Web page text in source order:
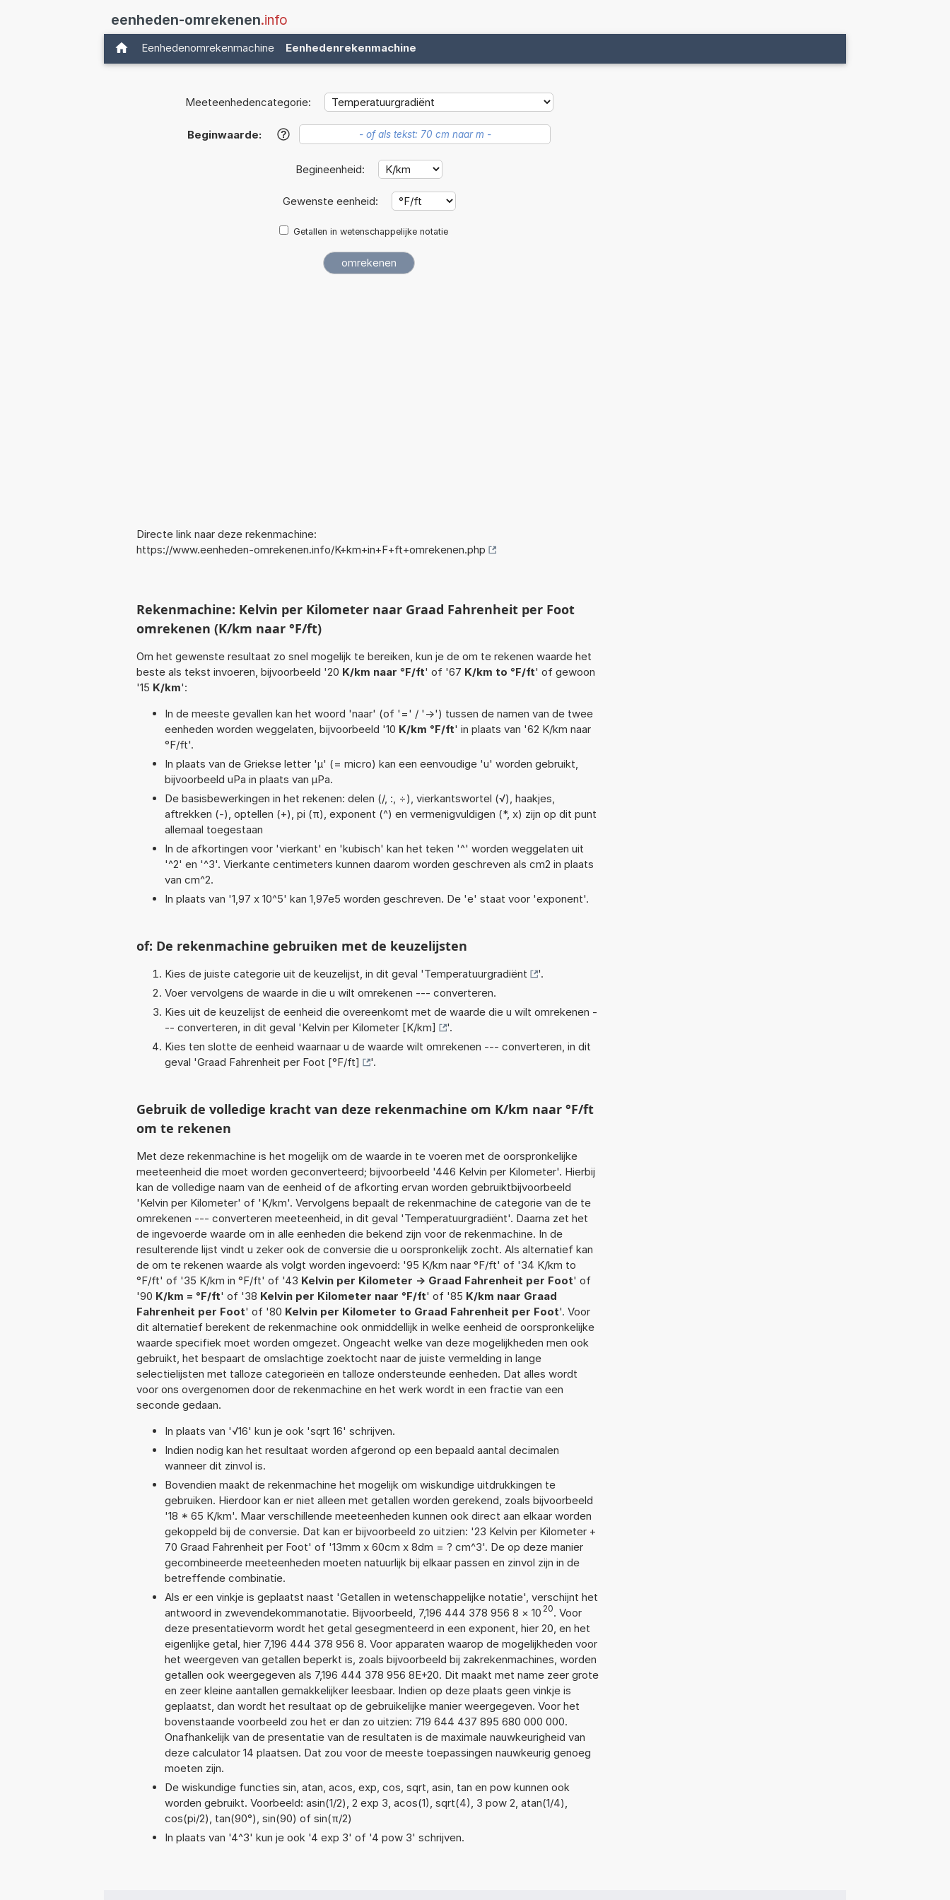
eenheden-omrekenen.info
Eenhedenomrekenmachine Eenhedenrekenmachine
Meeteenhedencategorie:
Beginwaarde: ?
Begineenheid:
Gewenste eenheid:
Getallen in wetenschappelijke notatie
Directe link naar deze rekenmachine:
https://www.eenheden-omrekenen.info/K+km+in+F+ft+omrekenen.php
Rekenmachine: Kelvin per Kilometer naar Graad Fahrenheit per Foot
omrekenen (K/km naar °F/ft)
Om het gewenste resultaat zo snel mogelijk te bereiken, kun je de om te rekenen waarde het
beste als tekst invoeren, bijvoorbeeld '20 K/km naar °F/ft' of '67 K/km to °F/ft' of gewoon
'15 K/km':
In de meeste gevallen kan het woord 'naar' (of '=' / '->') tussen de namen van de twee
eenheden worden weggelaten, bijvoorbeeld '10 K/km °F/ft' in plaats van '62 K/km naar
°F/ft'.
In plaats van de Griekse letter 'µ' (= micro) kan een eenvoudige 'u' worden gebruikt,
bijvoorbeeld uPa in plaats van µPa.
De basisbewerkingen in het rekenen: delen (/, :, ÷), vierkantswortel (√), haakjes,
aftrekken (-), optellen (+), pi (π), exponent (^) en vermenigvuldigen (*, x) zijn op dit punt
allemaal toegestaan
In de afkortingen voor 'vierkant' en 'kubisch' kan het teken '^' worden weggelaten uit
'^2' en '^3'. Vierkante centimeters kunnen daarom worden geschreven als cm2 in plaats
van cm^2.
In plaats van '1,97 x 10^5' kan 1,97e5 worden geschreven. De 'e' staat voor 'exponent'.
of: De rekenmachine gebruiken met de keuzelijsten
Kies de juiste categorie uit de keuzelijst, in dit geval 'Temperatuurgradiënt
'.
Voer vervolgens de waarde in die u wilt omrekenen --- converteren.
Kies uit de keuzelijst de eenheid die overeenkomt met de waarde die u wilt omrekenen -
-- converteren, in dit geval 'Kelvin per Kilometer [K/km]
'.
Kies ten slotte de eenheid waarnaar u de waarde wilt omrekenen --- converteren, in dit
geval 'Graad Fahrenheit per Foot [°F/ft] '.
Gebruik de volledige kracht van deze rekenmachine om K/km naar °F/ft
om te rekenen
Met deze rekenmachine is het mogelijk om de waarde in te voeren met de oorspronkelijke
meeteenheid die moet worden geconverteerd; bijvoorbeeld '446 Kelvin per Kilometer'. Hierbij
kan de volledige naam van de eenheid of de afkorting ervan worden gebruiktbijvoorbeeld
'Kelvin per Kilometer' of 'K/km'. Vervolgens bepaalt de rekenmachine de categorie van de te
omrekenen --- converteren meeteenheid, in dit geval 'Temperatuurgradiënt'. Daarna zet het
de ingevoerde waarde om in alle eenheden die bekend zijn voor de rekenmachine. In de
resulterende lijst vindt u zeker ook de conversie die u oorspronkelijk zocht. Als alternatief kan
de om te rekenen waarde als volgt worden ingevoerd: '95 K/km naar °F/ft' of '34 K/km to
°F/ft' of '35 K/km in °F/ft' of '43 Kelvin per Kilometer -> Graad Fahrenheit per Foot' of
'90 K/km = °F/ft' of '38 Kelvin per Kilometer naar °F/ft' of '85 K/km naar Graad
Fahrenheit per Foot' of '80 Kelvin per Kilometer to Graad Fahrenheit per Foot'. Voor
dit alternatief berekent de rekenmachine ook onmiddellijk in welke eenheid de oorspronkelijke
waarde specifiek moet worden omgezet. Ongeacht welke van deze mogelijkheden men ook
gebruikt, het bespaart de omslachtige zoektocht naar de juiste vermelding in lange
selectielijsten met talloze categorieën en talloze ondersteunde eenheden. Dat alles wordt
voor ons overgenomen door de rekenmachine en het werk wordt in een fractie van een
seconde gedaan.
In plaats van '√16' kun je ook 'sqrt 16' schrijven.
Indien nodig kan het resultaat worden afgerond op een bepaald aantal decimalen
wanneer dit zinvol is.
Bovendien maakt de rekenmachine het mogelijk om wiskundige uitdrukkingen te
gebruiken. Hierdoor kan er niet alleen met getallen worden gerekend, zoals bijvoorbeeld
'18 * 65 K/km'. Maar verschillende meeteenheden kunnen ook direct aan elkaar worden
gekoppeld bij de conversie. Dat kan er bijvoorbeeld zo uitzien: '23 Kelvin per Kilometer +
70 Graad Fahrenheit per Foot' of '13mm x 60cm x 8dm = ? cm^3'. De op deze manier
gecombineerde meeteenheden moeten natuurlijk bij elkaar passen en zinvol zijn in de
betreffende combinatie.
Als er een vinkje is geplaatst naast 'Getallen in wetenschappelijke notatie', verschijnt het
antwoord in zwevendekommanotatie. Bijvoorbeeld, 7,196 444 378 956 8 × 10 20. Voor
deze presentatievorm wordt het getal gesegmenteerd in een exponent, hier 20, en het
eigenlijke getal, hier 7,196 444 378 956 8. Voor apparaten waarop de mogelijkheden voor
het weergeven van getallen beperkt is, zoals bijvoorbeeld bij zakrekenmachines, worden
getallen ook weergegeven als 7,196 444 378 956 8E+20. Dit maakt met name zeer grote
en zeer kleine aantallen gemakkelijker leesbaar. Indien op deze plaats geen vinkje is
geplaatst, dan wordt het resultaat op de gebruikelijke manier weergegeven. Voor het
bovenstaande voorbeeld zou het er dan zo uitzien: 719 644 437 895 680 000 000.
Onafhankelijk van de presentatie van de resultaten is de maximale nauwkeurigheid van
deze calculator 14 plaatsen. Dat zou voor de meeste toepassingen nauwkeurig genoeg
moeten zijn.
De wiskundige functies sin, atan, acos, exp, cos, sqrt, asin, tan en pow kunnen ook
worden gebruikt. Voorbeeld: asin(1/2), 2 exp 3, acos(1), sqrt(4), 3 pow 2, atan(1/4),
cos(pi/2), tan(90°), sin(90) of sin(π/2)
In plaats van '4^3' kun je ook '4 exp 3' of '4 pow 3' schrijven.